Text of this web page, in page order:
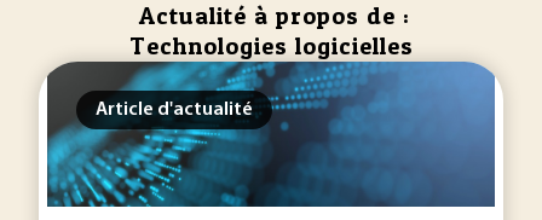
Actualité à propos de :
Technologies logicielles
Article d'actualité